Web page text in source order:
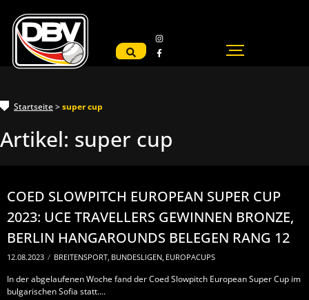
Startseite>super cup
Artikel: super cup
COED SLOWPITCH EUROPEAN SUPER CUP
2023: UCE TRAVELLERS GEWINNEN BRONZE,
BERLIN HANGAROUNDS BELEGEN RANG 12
12.08.2023 / BREITENSPORT, BUNDESLIGEN, EUROPACUPS
In der abgelaufenen Woche fand der Coed Slowpitch European Super Cup im
bulgarischen Sofia statt....